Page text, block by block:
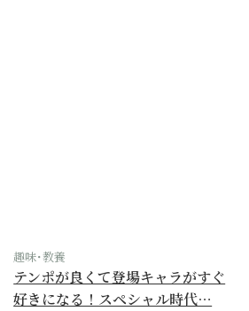
趣味･教養
テンポが良くて登場キャラがすぐ
好きになる！スペシャル時代…